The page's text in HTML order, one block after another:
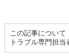
この記事につい
トラブル専門担